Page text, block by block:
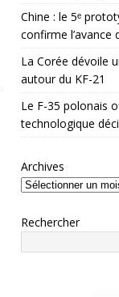
Chine : le 5ᵉ
confirme l’avance
La Corée dévoile
autour du KF-21
Le F-35 polonais
technologique
Archives
Rechercher